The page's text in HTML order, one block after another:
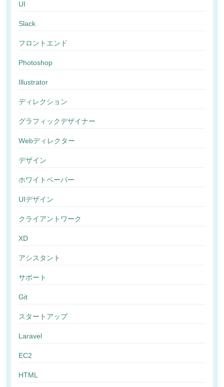
UI
Slack
フロントエンド
Photoshop
Illustrator
ディレクション
グラフィックデザイナー
Webディレクター
デザイン
ホワイトペーパー
UIデザイン
クライアントワーク
XD
アシスタント
サポート
Git
スタートアップ
Laravel
EC2
HTML